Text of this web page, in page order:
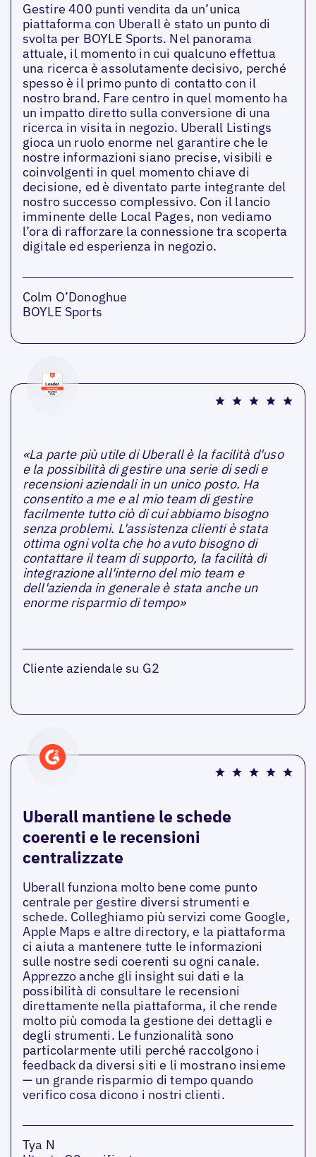
Gestire 400 punti vendita da un’unica
piattaforma con Uberall è stato un punto di
svolta per BOYLE Sports. Nel panorama
attuale, il momento in cui qualcuno effettua
una ricerca è assolutamente decisivo, perché
spesso è il primo punto di contatto con il
nostro brand. Fare centro in quel momento ha
un impatto diretto sulla conversione di una
ricerca in visita in negozio. Uberall Listings
gioca un ruolo enorme nel garantire che le
nostre informazioni siano precise, visibili e
coinvolgenti in quel momento chiave di
decisione, ed è diventato parte integrante del
nostro successo complessivo. Con il lancio
imminente delle Local Pages, non vediamo
l’ora di rafforzare la connessione tra scoperta
digitale ed esperienza in negozio.
Colm O’Donoghue
BOYLE Sports
«La parte più utile di Uberall è la facilità d'uso
e la possibilità di gestire una serie di sedi e
recensioni aziendali in un unico posto. Ha
consentito a me e al mio team di gestire
facilmente tutto ciò di cui abbiamo bisogno
senza problemi. L'assistenza clienti è stata
ottima ogni volta che ho avuto bisogno di
contattare il team di supporto, la facilità di
integrazione all'interno del mio team e
dell'azienda in generale è stata anche un
enorme risparmio di tempo»
Cliente aziendale su G2
Uberall mantiene le schede
coerenti e le recensioni
centralizzate
Uberall funziona molto bene come punto
centrale per gestire diversi strumenti e
schede. Colleghiamo più servizi come Google,
Apple Maps e altre directory, e la piattaforma
ci aiuta a mantenere tutte le informazioni
sulle nostre sedi coerenti su ogni canale.
Apprezzo anche gli insight sui dati e la
possibilità di consultare le recensioni
direttamente nella piattaforma, il che rende
molto più comoda la gestione dei dettagli e
degli strumenti. Le funzionalità sono
particolarmente utili perché raccolgono i
feedback da diversi siti e li mostrano insieme
— un grande risparmio di tempo quando
verifico cosa dicono i nostri clienti.
Tya N